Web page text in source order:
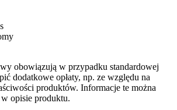
obowiązują w przypadku standardowej
dodatkowe opłaty, np. ze względu na
produktów. Informacje te można
opisie produktu.